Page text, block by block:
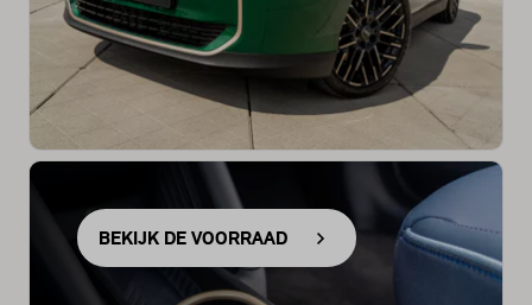
BEKIJK DE VOORRAAD